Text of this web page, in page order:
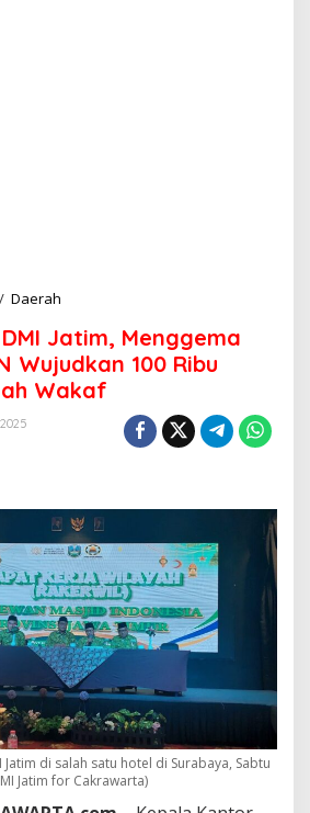
/ Daerah
r
i
R
a
l
D
M
I
J
a
t
i
m
,
M
e
n
g
g
Jatim, Menggema
Wujudkan 100 Ribu
Wakaf
Jatim di salah satu hotel di Surabaya, Sabtu
Jatim for Cakrawarta)